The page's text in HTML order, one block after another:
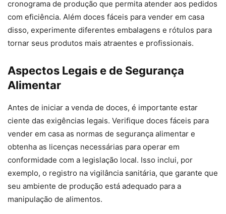
cronograma de produção que permita atender aos pedidos
com eficiência. Além doces fáceis para vender em casa
disso, experimente diferentes embalagens e rótulos para
tornar seus produtos mais atraentes e profissionais.
Aspectos Legais e de Segurança
Alimentar
Antes de iniciar a venda de doces, é importante estar
ciente das exigências legais. Verifique doces fáceis para
vender em casa as normas de segurança alimentar e
obtenha as licenças necessárias para operar em
conformidade com a legislação local. Isso inclui, por
exemplo, o registro na vigilância sanitária, que garante que
seu ambiente de produção está adequado para a
manipulação de alimentos.